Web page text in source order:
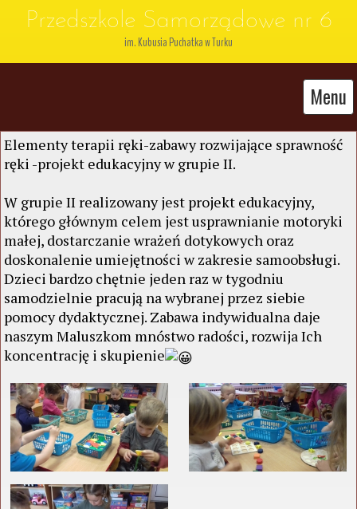
Przedszkole Samorządowe nr 6
im. Kubusia Puchatka w Turku
Menu
Elementy terapii ręki-zabawy rozwijające sprawność
ręki -projekt edukacyjny w grupie II.
W grupie II realizowany jest projekt edukacyjny,
którego głównym celem jest usprawnianie motoryki
małej, dostarczanie wrażeń dotykowych oraz
doskonalenie umiejętności w zakresie samoobsługi.
Dzieci bardzo chętnie jeden raz w tygodniu
samodzielnie pracują na wybranej przez siebie
pomocy dydaktycznej. Zabawa indywidualna daje
naszym Maluszkom mnóstwo radości, rozwija Ich
koncentrację i skupienie